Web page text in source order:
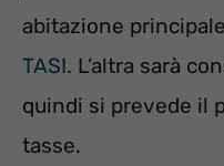
abitazione
TASI. L’altra sarà
quindi si prevede il
tasse.